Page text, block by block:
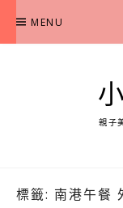
content
MENU
親子
標籤: 南港午餐